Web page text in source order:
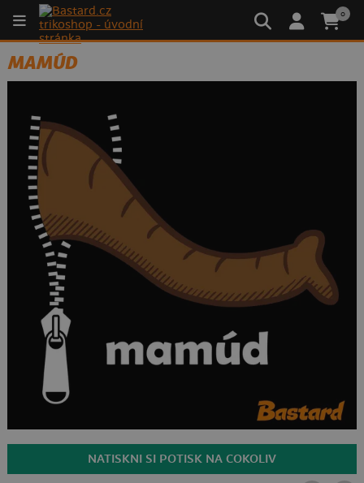
0
MAMÚD
NATISKNI SI POTISK NA COKOLIV